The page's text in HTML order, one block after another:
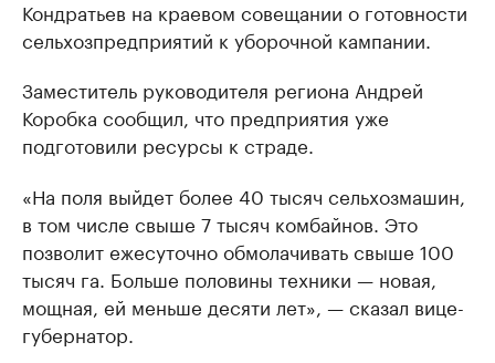
Кондратьев на краевом совещании о готовности
сельхозпредприятий к уборочной кампании.
Заместитель руководителя региона Андрей
Коробка сообщил, что предприятия уже
подготовили ресурсы к страде.
«На поля выйдет более 40 тысяч сельхозмашин,
в том числе свыше 7 тысяч комбайнов. Это
позволит ежесуточно обмолачивать свыше 100
тысяч га. Больше половины техники — новая,
мощная, ей меньше десяти лет», — сказал вице-
губернатор.